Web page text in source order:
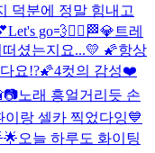
덕분에 정말 힘내고
Let's go💨❤️‍🔥🏁💎트레
셨는지요...💛 🌠항상
요!?🌠4컷의 감성❤️
노래 흥얼거리듯 손
이랑 셀카 찍었다잉💙
오늘 하루도 화이팅